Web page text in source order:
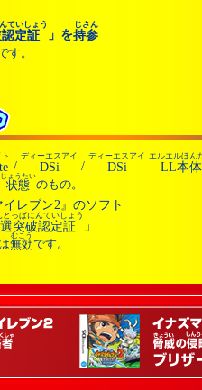
定証
ていしょう
」を持参
じさん
す。
/ DSi
ディーエスアイ
/ DSi
ディーエスアイ
LL本体
エルエルほん
状態
じょうたい
のもの。
レブン2』のソフト
突破認定証
とっぱにんていしょう
」
は無効
むこう
です。